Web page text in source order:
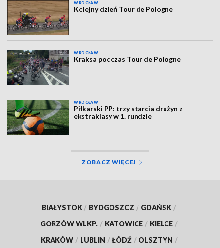
WROCŁAW
Kolejny dzień Tour de Pologne
WROCŁAW
Kraksa podczas Tour de Pologne
WROCŁAW
Piłkarski PP: trzy starcia drużyn z
ekstraklasy w 1. rundzie
ZOBACZ WIĘCEJ
BIAŁYSTOK / BYDGOSZCZ / GDAŃSK /
GORZÓW WLKP. / KATOWICE / KIELCE /
KRAKÓW / LUBLIN / ŁÓDŹ / OLSZTYN /